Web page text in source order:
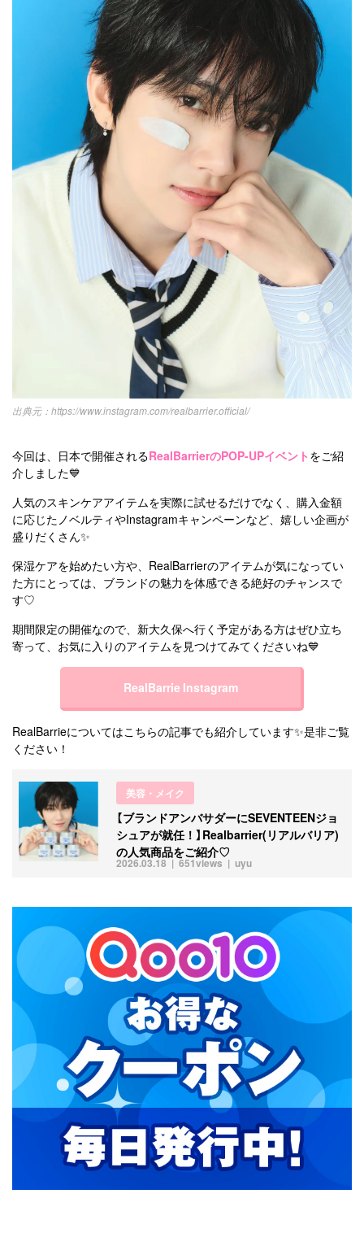
https://www.instagram.com/realbarrier.official/
今回は、日本で開催されるRealBarrierのPOP-UPイベント をご紹
介しました💙
人気のスキンケアアイテムを実際に試せるだけでなく、購入金額
に応じたノベルティやInstagramキャンペーンなど、嬉しい企画が
盛りだくさん✨
保湿ケアを始めたい方や、RealBarrierのアイテムが気になってい
た方にとっては、ブランドの魅力を体感できる絶好のチャンスで
す♡
期間限定の開催なので、新大久保へ行く予定がある方はぜひ立ち
寄って、お気に入りのアイテムを見つけてみてくださいね💙
RealBarrie Instagram
RealBarrieについてはこちらの記事でも紹介しています✨是非ご覧
ください！
美容・メイク
2026.03.18 uyu
651views
【ブランドアンバサダーにSEVENTEENジョ
シュアが就任！】Realbarrier(リアルバリア)
の人気商品をご紹介♡